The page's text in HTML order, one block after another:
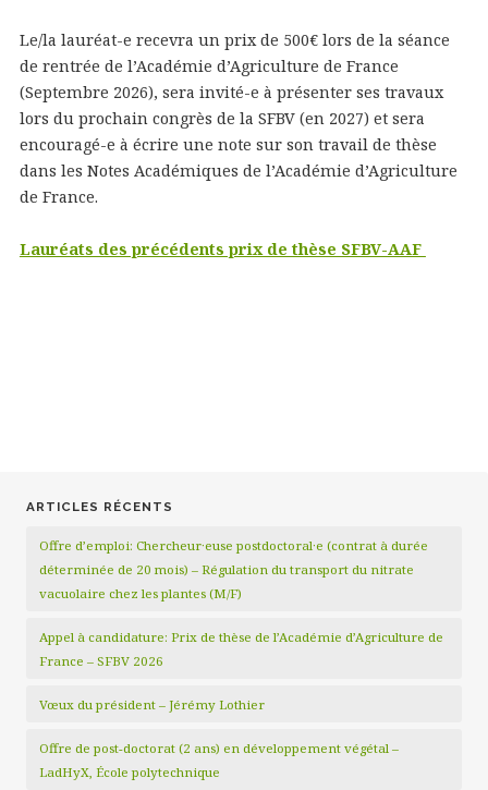
Le/la lauréat-e recevra un prix de 500€ lors de la séance
de rentrée de l’Académie d’Agriculture de France
(Septembre 2026), sera invité-e à présenter ses travaux
lors du prochain congrès de la SFBV (en 2027) et sera
encouragé-e à écrire une note sur son travail de thèse
dans les Notes Académiques de l’Académie d’Agriculture
de France.
Lauréats des précédents prix de thèse SFBV-AAF
ARTICLES RÉCENTS
Offre d’emploi: Chercheur·euse postdoctoral·e (contrat à durée
déterminée de 20 mois) – Régulation du transport du nitrate
vacuolaire chez les plantes (M/F)
Appel à candidature: Prix de thèse de l’Académie d’Agriculture de
France – SFBV 2026
Vœux du président – Jérémy Lothier
Offre de post-doctorat (2 ans) en développement végétal –
LadHyX, École polytechnique